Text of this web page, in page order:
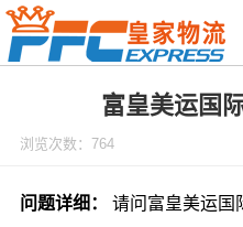
富皇美运国
浏览次数：764
问题详细： 请问富皇美运国